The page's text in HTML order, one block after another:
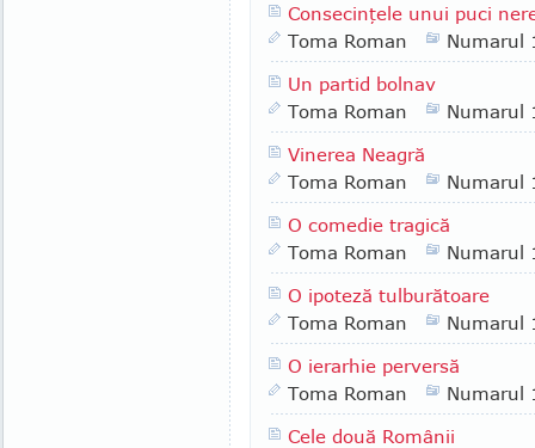
Consecinţele unui puci
Toma Roman
Numarul
Un partid bolnav
Toma Roman
Numarul
Vinerea Neagră
Toma Roman
Numarul
O comedie tragică
Toma Roman
Numarul
O ipoteză tulburătoare
Toma Roman
Numarul
O ierarhie perversă
Toma Roman
Numarul
Cele două Românii